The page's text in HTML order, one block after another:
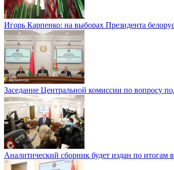
Игорь Карпенко: на выборах Президента
Заседание Центральной комиссии по вопросу
Аналитический сборник будет издан по итогам